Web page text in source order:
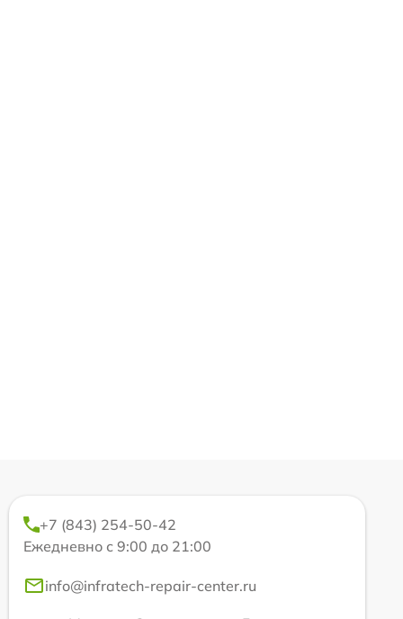
+7 (843) 254-50-42
Ежедневно с 9:00 до 21:00
info@infratech-repair-center.ru